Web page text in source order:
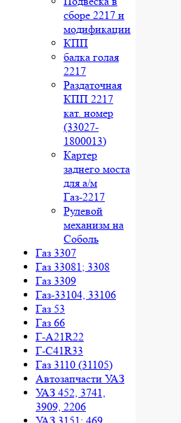
сборе 2217 и
модификации
КПП
балка голая
2217
Раздаточная
КПП 2217
кат. номер
(33027-
1800013)
Картер
заднего моста
для а/м
Газ-2217
Рулевой
механизм на
Соболь
Газ 3307
Газ 33081; 3308
Газ 3309
Газ-33104, 33106
Газ 53
Газ 66
Г-A21R22
Г-C41R33
Газ 3110 (31105)
Автозапчасти УАЗ
УАЗ 452, 3741,
3909, 2206